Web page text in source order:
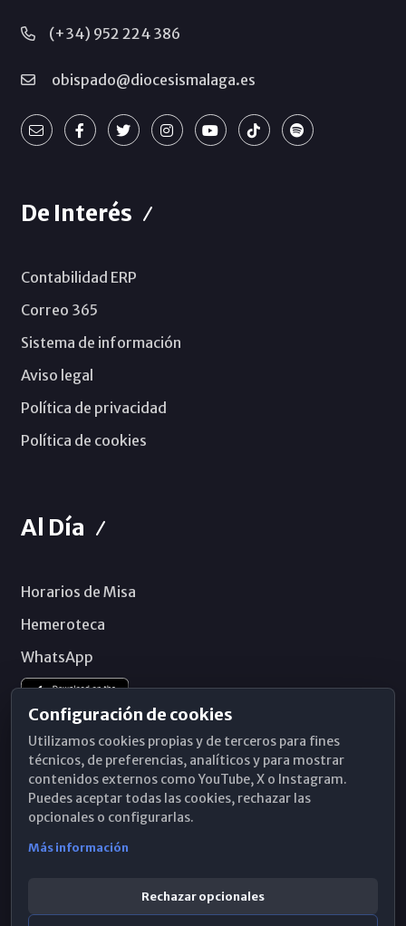
(+34) 952 224 386
obispado@diocesismalaga.es
De Interés
Contabilidad ERP
Correo 365
Sistema de información
Aviso legal
Política de privacidad
Política de cookies
Al Día
Horarios de Misa
Hemeroteca
WhatsApp
Configuración de cookies
Utilizamos cookies propias y de terceros para fines
técnicos, de preferencias, analíticos y para mostrar
contenidos externos como YouTube, X o Instagram.
Puedes aceptar todas las cookies, rechazar las
opcionales o configurarlas.
Más información
Rechazar opcionales